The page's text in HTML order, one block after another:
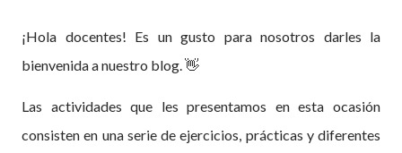
¡Hola docentes! Es un gusto para nosotros darles la
bienvenida a nuestro blog. 👋
Las actividades que les presentamos en esta ocasión
consisten en una serie de ejercicios, prácticas y diferentes